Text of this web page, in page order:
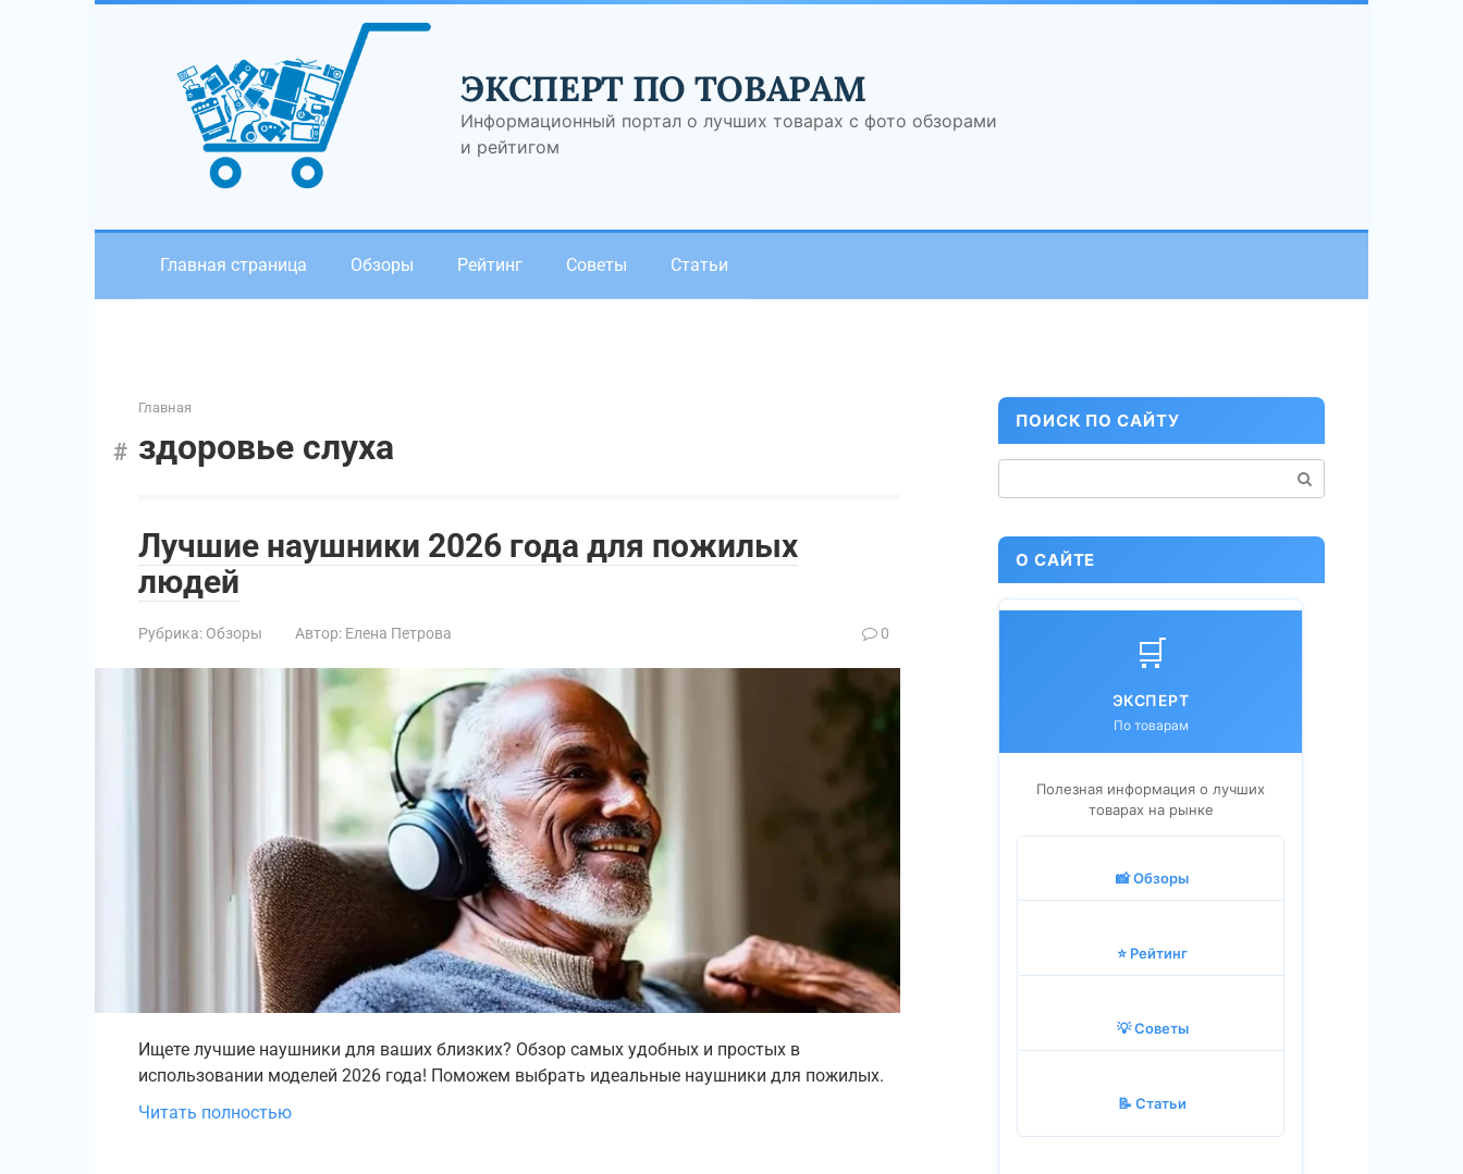
ЭКСПЕРТ ПО ТОВАРАМ
Информационный портал о лучших товарах с фото обзорами
и рейтигом
Главная страница Обзоры Рейтинг Советы Статьи
Главная
здоровье слуха
Лучшие наушники 2026 года для пожилых
людей
Рубрика: Обзоры Автор: Елена Петрова 0
Ищете лучшие наушники для ваших близких? Обзор самых удобных и простых в
использовании моделей 2026 года! Поможем выбрать идеальные наушники для пожилых.
Читать полностью
ПОИСК ПО САЙТУ
О САЙТЕ
🛒
ЭКСПЕРТ
По товарам
Полезная информация о лучших
товарах на рынке
📸 Обзоры
⭐ Рейтинг
💡 Советы
📝 Статьи